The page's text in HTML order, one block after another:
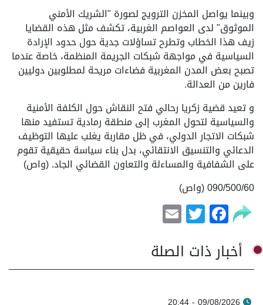
وبينما يواصل المخزن الترويج لصورة "الشريك الأمني
الموثوق" لدى العواصم الغربية، تكشف مثل هذه القضايا
زيف هذا الخطاب وتطرح تساؤلات جدية حول حدود الإرادة
السياسية في مواجهة شبكات الجريمة المنظمة، خاصة عندما
تصبح بعض المدن المغربية فضاءات مريحة لمطلوبين دوليين
فارين من العدالة.
و تعيد قضية زكريا رحالي فتح النقاش حول الكلفة الأمنية
والسياسية لتحول المغرب إلى منطقة رمادية تستفيد منها
شبكات الاتجار الدولي، في ظل مقاربة يغلب عليها التوظيف
الدعائي والتنسيق الانتقائي، بدل بناء سياسة حقيقية تقوم
على الشفافية والمساءلة والتعاون القضائي الجاد. (واص)
090/500/60 (واص)
Facebook
Twitter
أخبار ذات الصلة